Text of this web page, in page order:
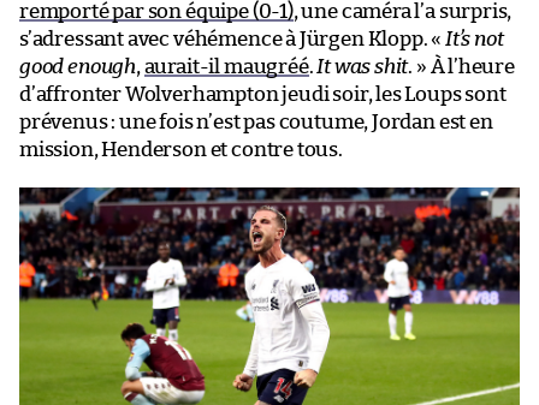
remporté par son équipe (0-1), une caméra l’a surpris,
s’adressant avec véhémence à Jürgen Klopp. « It’s not
good enough, aurait-il maugréé. It was shit. » À l’heure
d’affronter Wolverhampton jeudi soir, les Loups sont
prévenus : une fois n’est pas coutume, Jordan est en
mission, Henderson et contre tous.